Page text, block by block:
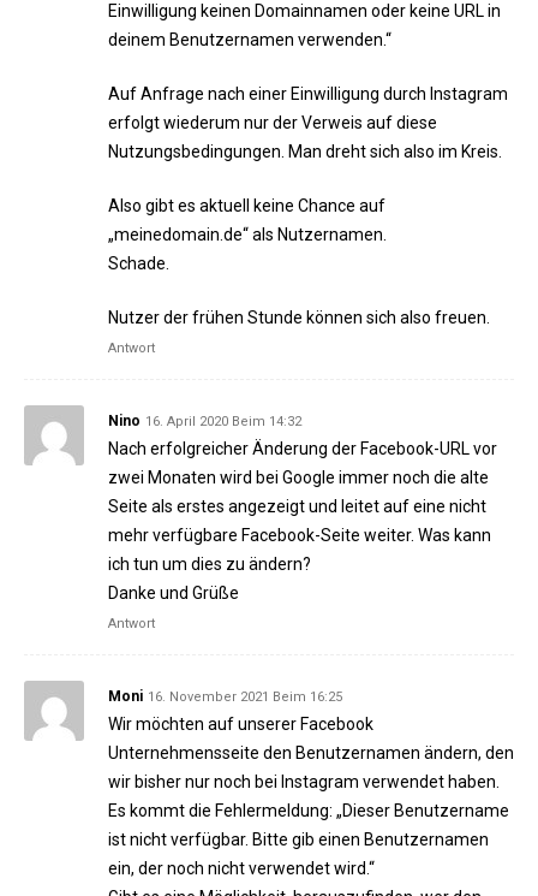
Einwilligung keinen Domainnamen oder keine URL in
deinem Benutzernamen verwenden.“
Auf Anfrage nach einer Einwilligung durch Instagram
erfolgt wiederum nur der Verweis auf diese
Nutzungsbedingungen. Man dreht sich also im Kreis.
Also gibt es aktuell keine Chance auf
„meinedomain.de“ als Nutzernamen.
Schade.
Nutzer der frühen Stunde können sich also freuen.
Antwort
Nino 16. April 2020 Beim 14:32
Nach erfolgreicher Änderung der Facebook-URL vor
zwei Monaten wird bei Google immer noch die alte
Seite als erstes angezeigt und leitet auf eine nicht
mehr verfügbare Facebook-Seite weiter. Was kann
ich tun um dies zu ändern?
Danke und Grüße
Antwort
Moni 16. November 2021 Beim 16:25
Wir möchten auf unserer Facebook
Unternehmensseite den Benutzernamen ändern, den
wir bisher nur noch bei Instagram verwendet haben.
Es kommt die Fehlermeldung: „Dieser Benutzername
ist nicht verfügbar. Bitte gib einen Benutzernamen
ein, der noch nicht verwendet wird.“